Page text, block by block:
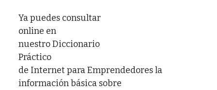
Ya puedes consultar
online en
nuestro Diccionario
Práctico
de Internet para Emprendedores la
información básica sobre